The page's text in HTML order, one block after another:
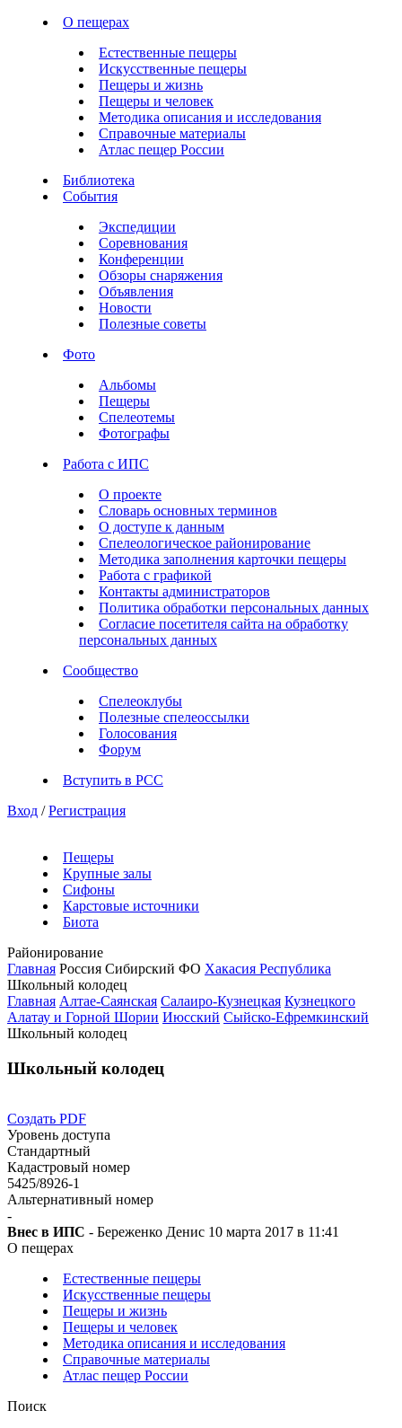
О пещерах
Естественные пещеры
Искусственные пещеры
Пещеры и жизнь
Пещеры и человек
Методика описания и исследования
Справочные материалы
Атлас пещер России
Библиотека
События
Экспедиции
Соревнования
Конференции
Обзоры снаряжения
Объявления
Новости
Полезные советы
Фото
Альбомы
Пещеры
Спелеотемы
Фотографы
Работа с ИПС
О проекте
Словарь основных терминов
О доступе к данным
Спелеологическое районирование
Методика заполнения карточки пещеры
Работа с графикой
Контакты администраторов
Политика обработки персональных данных
Согласие посетителя сайта на обработку
персональных данных
Сообщество
Спелеоклубы
Полезные спелеоссылки
Голосования
Форум
Вступить в РСС
Вход / Регистрация
Пещеры
Крупные залы
Сифоны
Карстовые источники
Биота
Районирование
Главная Россия Сибирский ФО Хакасия Республика
Школьный колодец
Главная Алтае-Саянская Салаиро-Кузнецкая Кузнецкого
Алатау и Горной Шории Июсский Сыйско-Ефремкинский
Школьный колодец
Школьный колодец
Создать PDF
Уровень доступа
Стандартный
Кадастровый номер
5425/8926-1
Альтернативный номер
-
Внес в ИПС - Береженко Денис 10 марта 2017 в 11:41
О пещерах
Естественные пещеры
Искусственные пещеры
Пещеры и жизнь
Пещеры и человек
Методика описания и исследования
Справочные материалы
Атлас пещер России
Поиск